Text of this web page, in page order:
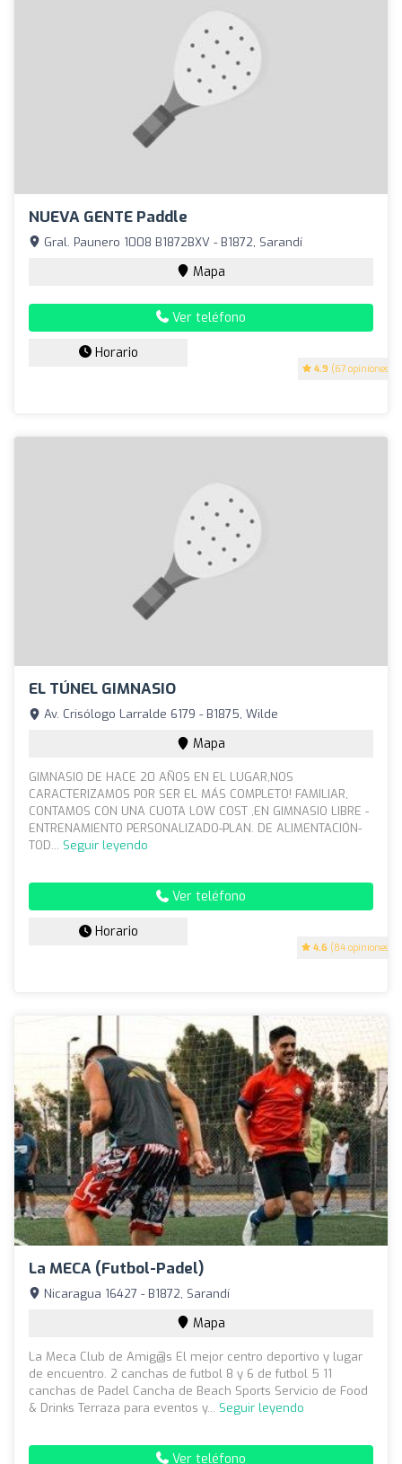
NUEVA GENTE Paddle
4.9 (67 opiniones)
Gral. Paunero 1008 B1872BXV - B1872, Sarandí
Mapa
Ver teléfono
Horario
EL TÚNEL GIMNASIO
4.6 (84 opiniones)
Av. Crisólogo Larralde 6179 - B1875, Wilde
Mapa
GIMNASIO DE HACE 20 AÑOS EN EL LUGAR,NOS
CARACTERIZAMOS POR SER EL MÁS COMPLETO! FAMILIAR,
CONTAMOS CON UNA CUOTA LOW COST ,EN GIMNASIO LIBRE -
ENTRENAMIENTO PERSONALIZADO-PLAN. DE ALIMENTACIÓN-
TOD... Seguir leyendo
Ver teléfono
Horario
La MECA (Futbol-Padel)
Nicaragua 16427 - B1872, Sarandí
Mapa
La Meca Club de Amig@s El mejor centro deportivo y lugar
de encuentro. 2 canchas de futbol 8 y 6 de futbol 5 11
canchas de Padel Cancha de Beach Sports Servicio de Food
& Drinks Terraza para eventos y... Seguir leyendo
Ver teléfono